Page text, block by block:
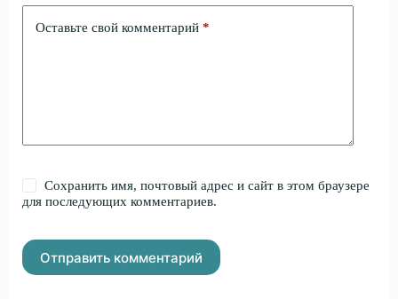
Оставьте свой комментарий *
Сохранить имя, почтовый адрес и сайт в этом браузере
для последующих комментариев.
Отправить комментарий